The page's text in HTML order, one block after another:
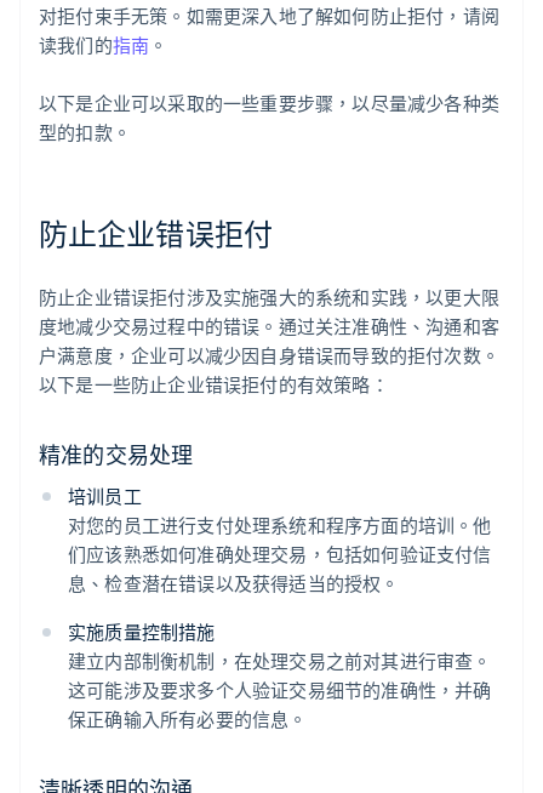
对拒付束手无策。如需更深入地了解如何防止拒付，请阅
读我们的指南 。
以下是企业可以采取的一些重要步骤，以尽量减少各种类
型的扣款。
防止企业错误拒付
防止企业错误拒付涉及实施强大的系统和实践，以更大限
度地减少交易过程中的错误。通过关注准确性、沟通和客
户满意度，企业可以减少因自身错误而导致的拒付次数。
以下是一些防止企业错误拒付的有效策略：
精准的交易处理
培训员工
对您的员工进行支付处理系统和程序方面的培训。他
们应该熟悉如何准确处理交易，包括如何验证支付信
息、检查潜在错误以及获得适当的授权。
实施质量控制措施
建立内部制衡机制，在处理交易之前对其进行审查。
这可能涉及要求多个人验证交易细节的准确性，并确
保正确输入所有必要的信息。